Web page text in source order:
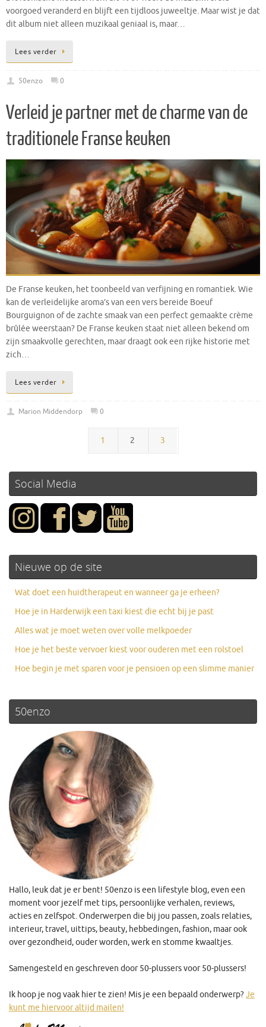
voorgoed veranderd en blijft een tijdloos juweeltje. Maar wist je dat
dit album niet alleen muzikaal geniaal is, maar…
Lees verder
50enzo 0
Verleid je partner met de charme van de
traditionele Franse keuken
De Franse keuken, het toonbeeld van verfijning en romantiek. Wie
kan de verleidelijke aroma’s van een vers bereide Boeuf
Bourguignon of de zachte smaak van een perfect gemaakte crème
brûlée weerstaan? De Franse keuken staat niet alleen bekend om
zijn smaakvolle gerechten, maar draagt ook een rijke historie met
zich…
Lees verder
Marion Middendorp 0
1 2 3
Social Media
Nieuwe op de site
Wat doet een huidtherapeut en wanneer ga je erheen?
Hoe je in Harderwijk een taxi kiest die echt bij je past
Alles wat je moet weten over volle melkpoeder
Hoe je het beste vervoer kiest voor ouderen met een rolstoel
Hoe begin je met sparen voor je pensioen op een slimme manier
50enzo
Hallo, leuk dat je er bent! 50enzo is een lifestyle blog, even een
moment voor jezelf met tips, persoonlijke verhalen, reviews,
acties en zelfspot. Onderwerpen die bij jou passen, zoals relaties,
interieur, travel, uittips, beauty, hebbedingen, fashion, maar ook
over gezondheid, ouder worden, werk en stomme kwaaltjes.
Samengesteld en geschreven door 50-plussers voor 50-plussers!
Ik hoop je nog vaak hier te zien! Mis je een bepaald onderwerp?Je
kunt me hiervoor altijd mailen!